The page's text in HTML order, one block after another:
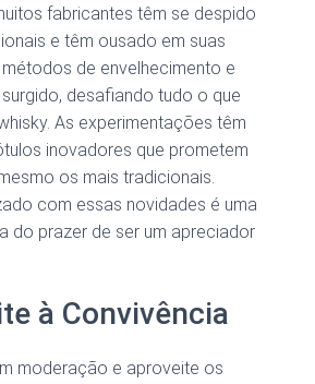
fabricantes têm se despido
e têm ousado em suas
de envelhecimento e
desafiando tudo o que
As experimentações têm
inovadores que prometem
os mais tradicionais.
com essas novidades é uma
do prazer de ser um apreciador
à Convivência
moderação e aproveite os